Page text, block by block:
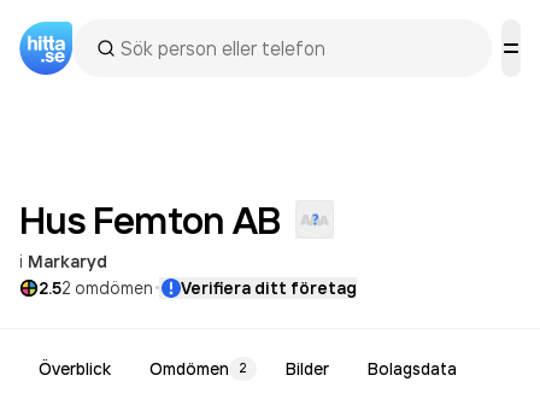
Hus Femton AB
i Markaryd
2.52 omdömen· Verifiera ditt företag
Överblick Omdömen 2 Bilder Bolagsdata